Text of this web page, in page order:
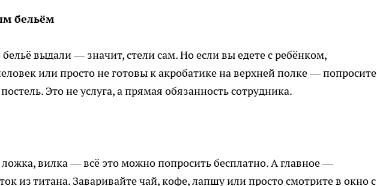
бельём
выдали — значит, стели сам. Но если вы едете с ребёнком,
или просто не готовы к акробатике на верхней полке — попросите
Это не услуга, а прямая обязанность сотрудника.
ложка, вилка — всё это можно попросить бесплатно. А главное —
из титана. Заваривайте чай, кофе, лапшу или просто смотрите в окно с